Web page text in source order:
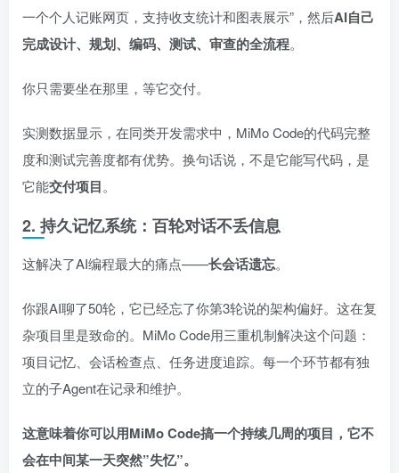
一个个人记账网页，支持收支统计和图表展示”，然后AI自己
完成设计、规划、编码、测试、审查的全流程。
你只需要坐在那里，等它交付。
实测数据显示，在同类开发需求中，MiMo Code的代码完整
度和测试完善度都有优势。换句话说，不是它能写代码，是
它能交付项目。
2. 持久记忆系统：百轮对话不丢信息
这解决了AI编程最大的痛点——长会话遗忘。
你跟AI聊了50轮，它已经忘了你第3轮说的架构偏好。这在复
杂项目里是致命的。MiMo Code用三重机制解决这个问题：
项目记忆、会话检查点、任务进度追踪。每一个环节都有独
立的子Agent在记录和维护。
这意味着你可以用MiMo Code搞一个持续几周的项目，它不
会在中间某一天突然”失忆”。